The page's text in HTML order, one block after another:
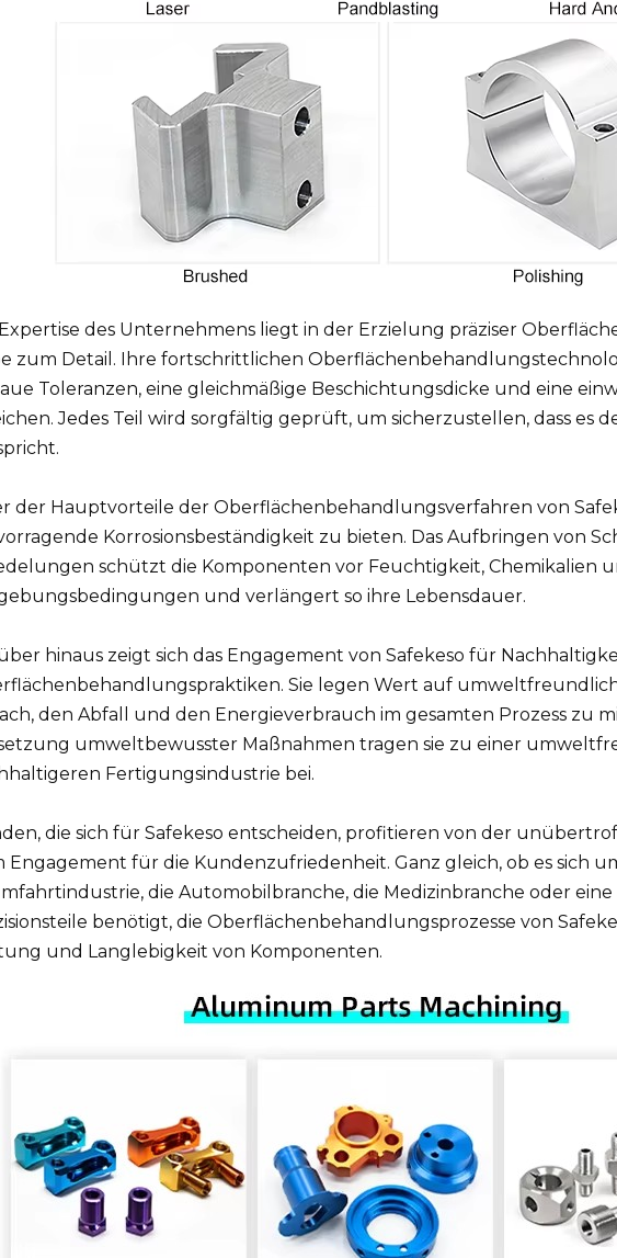
des Unternehmens liegt in der Erzielung präziser
zum Detail. Ihre fortschrittlichen
Toleranzen, eine gleichmäßige Beschichtungsdicke und eine
Jedes Teil wird sorgfältig geprüft, um sicherzustellen, dass es
der Hauptvorteile der Oberflächenbehandlungsverfahren von
Korrosionsbeständigkeit zu bieten. Das Aufbringen von
schützt die Komponenten vor Feuchtigkeit, Chemikalien
und verlängert so ihre Lebensdauer.
hinaus zeigt sich das Engagement von Safekeso für
Sie legen Wert auf
den Abfall und den Energieverbrauch im gesamten Prozess zu
umweltbewusster Maßnahmen tragen sie zu einer
Fertigungsindustrie bei.
die sich für Safekeso entscheiden, profitieren von der
Engagement für die Kundenzufriedenheit. Ganz gleich, ob es sich
die Automobilbranche, die Medizinbranche oder
benötigt, die Oberflächenbehandlungsprozesse von
und Langlebigkeit von Komponenten.